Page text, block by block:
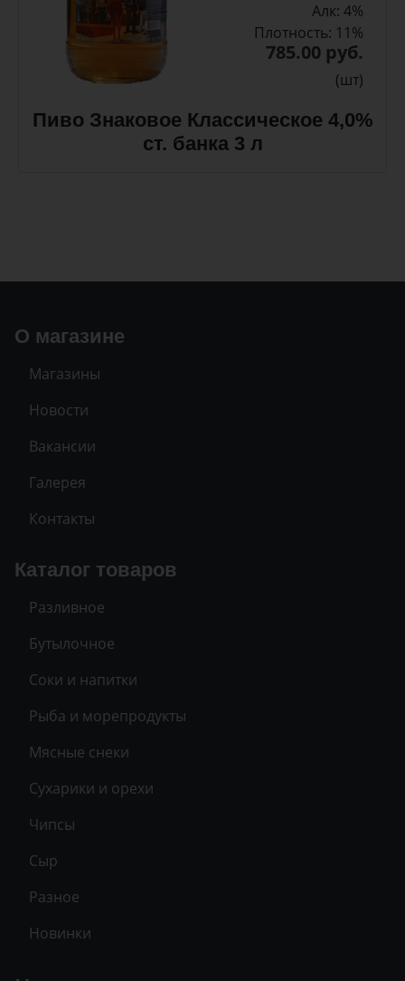
Алк: 4%
Плотность: 11%
785.00 руб.
(шт)
Пиво Знаковое Классическое 4,0%
ст. банка 3 л
О магазине
Магазины
Новости
Вакансии
Галерея
Контакты
Каталог товаров
Разливное
Бутылочное
Соки и напитки
Рыба и морепродукты
Мясные снеки
Сухарики и орехи
Чипсы
Сыр
Разное
Новинки